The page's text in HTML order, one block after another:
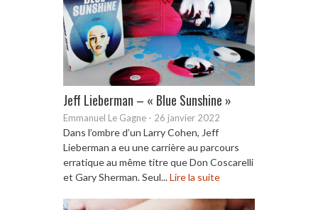
Jeff Lieberman – « Blue Sunshine »
Emmanuel Le Gagne - 26 janvier 2022
Dans l’ombre d’un Larry Cohen, Jeff
Lieberman a eu une carrière au parcours
erratique au même titre que Don Coscarelli
et Gary Sherman. Seul...Lire la suite